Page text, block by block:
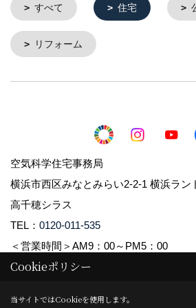
すべて 住宅
リフォーム
空気科学住宅事務局
横浜市西区みなとみらい2-2-1 横浜ラ
高千穂シラス
TEL： 0120-011-535
＜営業時間＞AM9：00～PM5：00
Copyright (c) 2021 Takachiho Shirasu Corp.
Cookieポリシー
当サイトではCookieを使用します。